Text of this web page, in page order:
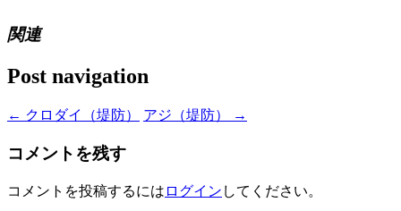
関連
Post navigation
← クロダイ（堤防） アジ（堤防） →
コメントを残す
コメントを投稿するには ログイン してください。